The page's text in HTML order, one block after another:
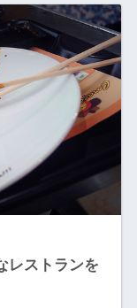
レストランを